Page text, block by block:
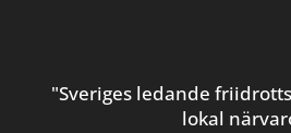
"Sveriges ledande
lokal